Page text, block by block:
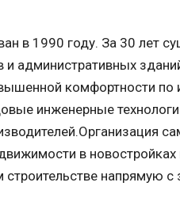
в 1990 году. За 30 лет
комфортности по
инженерные
в
строительстве